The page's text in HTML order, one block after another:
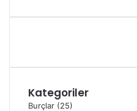
Kategoriler
Burçlar (25)